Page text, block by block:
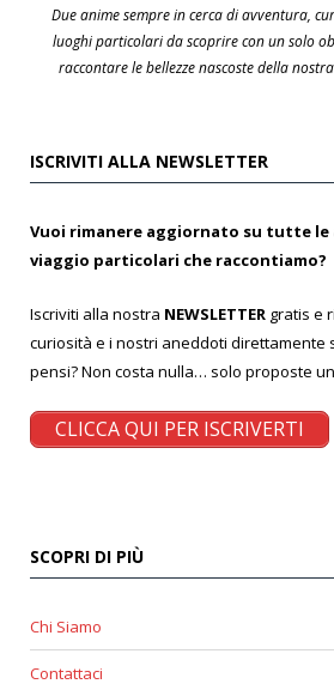
Due anime sempre in cerca di avventura,
luoghi particolari da scoprire con un solo
raccontare le bellezze nascoste della
ISCRIVITI ALLA NEWSLETTER
Vuoi rimanere aggiornato su tutte
viaggio particolari che raccontiamo?
Iscriviti alla nostra NEWSLETTER gratis e
curiosità e i nostri aneddoti direttamente
pensi? Non costa nulla… solo proposte
CLICCA QUI PER ISCRIVERTI
SCOPRI DI PIÙ
Chi Siamo
Contattaci